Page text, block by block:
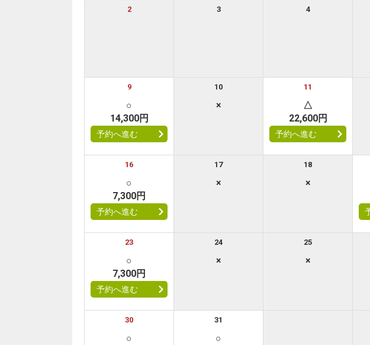
2 3 4
9
○
14,300円
予約へ進む
10
×
11
△
22,600円
予約へ進む
16
○
7,300円
予約へ進む
17
×
18
×
23
○
7,300円
予約へ進む
24
×
25
×
30
○
31
○